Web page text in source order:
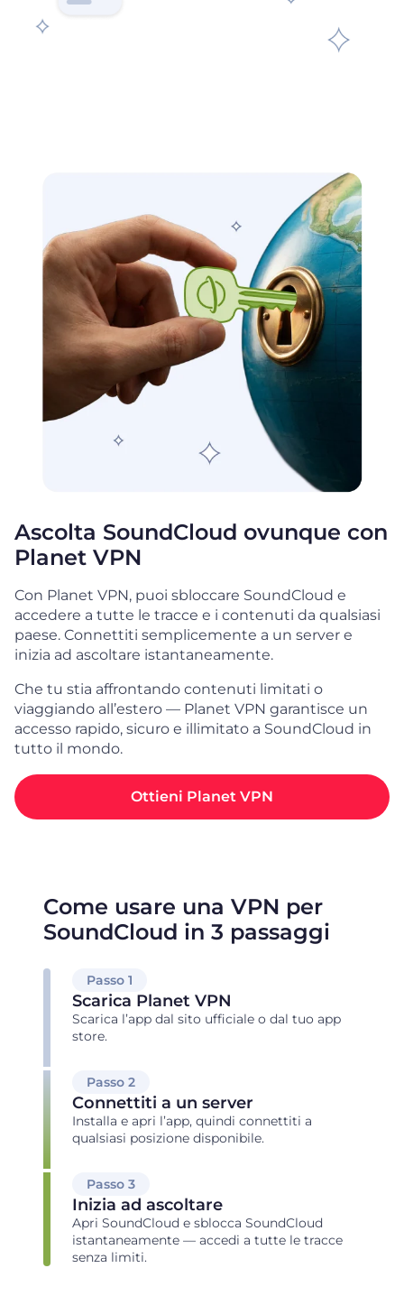
Ascolta SoundCloud ovunque con
Planet VPN
Con Planet VPN, puoi sbloccare SoundCloud e
accedere a tutte le tracce e i contenuti da qualsiasi
paese. Connettiti semplicemente a un server e
inizia ad ascoltare istantaneamente.
Che tu stia affrontando contenuti limitati o
viaggiando all’estero — Planet VPN garantisce un
accesso rapido, sicuro e illimitato a SoundCloud in
tutto il mondo.
Ottieni Planet VPN
Come usare una VPN per
SoundCloud in 3 passaggi
Passo 1
Scarica Planet VPN
Scarica l’app dal sito ufficiale o dal tuo app
store.
Passo 2
Connettiti a un server
Installa e apri l’app, quindi connettiti a
qualsiasi posizione disponibile.
Passo 3
Inizia ad ascoltare
Apri SoundCloud e sblocca SoundCloud
istantaneamente — accedi a tutte le tracce
senza limiti.